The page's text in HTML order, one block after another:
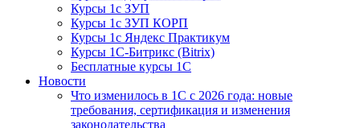
Курсы 1с ЗУП
Курсы 1с ЗУП КОРП
Курсы 1с Яндекс Практикум
Курсы 1С-Битрикс (Bitrix)
Бесплатные курсы 1С
Новости
Что изменилось в 1С с 2026 года: новые
требования, сертификация и изменения
законодательства